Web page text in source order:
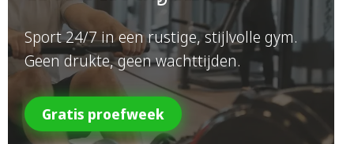
Sport 24/7 in een rustige, stijlvolle gym.
Geen drukte, geen wachttijden.
Gratis proefweek